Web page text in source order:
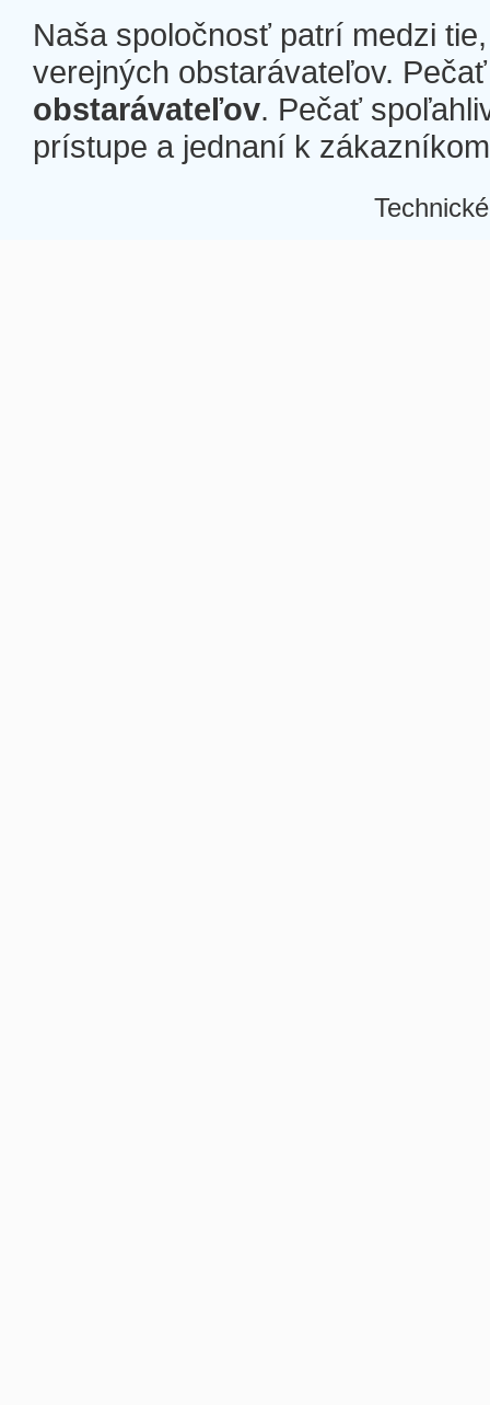
Naša spoločnosť patrí medzi
verejných obstarávateľov.
obstarávateľov. Pečať
prístupe a jednaní k